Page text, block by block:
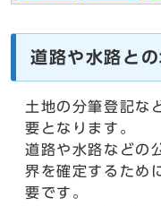
道路や水路と
土地の分筆登記な
要となります。
道路や水路などの
界を確定するため
要です。